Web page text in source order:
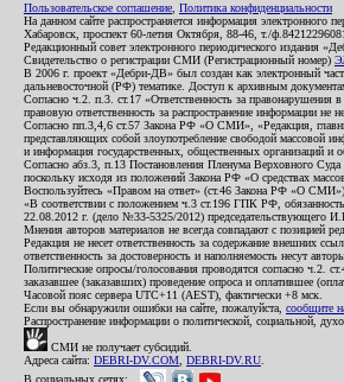
Пользовательское соглашение Политика конфиденциальности
На данном сайте распространяется информация
Хабаровск, проспект 60-летия Октября, 88-46, т./
Редакционный совет электронного периодического
Свидетельство о регистрации СМИ (Регистрационный номер)
В 2006 г. проект «Дебри-ДВ» был создан как электронный
дальневосточной (РФ) тематике. Доступ к архивным
Согласно ч.2. п.3. ст.17 «Ответственность за
правовую ответственность за распространение информации
Согласно пп.3,4,6 ст.57 Закона РФ «О СМИ», «Редакция,
представляющих собой злоупотребление свободой массовой
и информация государственных, общественных организаций и
Согласно абз.3, п.13 Постановления Пленума Верховного
поскольку исходя из положений Закона РФ «О средствах
Воспользуйтесь «Правом на ответ» (ст.46 Закона РФ «О СМИ»).
«В соответствии с положением ч.3 ст.196 ГПК РФ,
22.08.2012 г. (дело №33-5325/2012) председательствующего
Мнения авторов материалов не всегда совпадают с позицией
Редакция не несет ответственность за содержание внешних
ответственность за достоверность и наполняемость несут
Политические опросы/голосования проводятся согласно ч.2.
заказавшее (заказавших) проведение опроса и оплатившее
Часовой пояс сервера UTC+11 (AEST), фактически +8 мск.
Если вы обнаружили ошибки на сайте, пожалуйста, сообщите
Распространение информации о политической, социальной,
СМИ не получает субсидий.
Адреса сайта: DEBRI-DV.COM DEBRI-DV.RU
В социальных сетях: